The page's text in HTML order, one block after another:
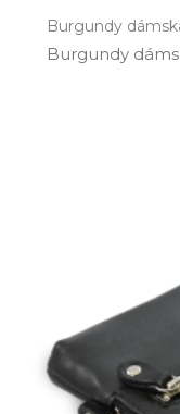
Burgundy
Burgundy